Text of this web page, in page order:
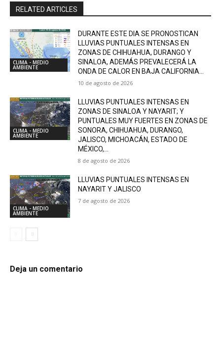
RELATED ARTICLES
CLIMA - MEDIO
AMBIENTE
DURANTE ESTE DIA SE PRONOSTICAN
LLUVIAS PUNTUALES INTENSAS EN
ZONAS DE CHIHUAHUA, DURANGO Y
SINALOA, ADEMÁS PREVALECERÁ LA
ONDA DE CALOR EN BAJA CALIFORNIA...
10 de agosto de 2026
CLIMA - MEDIO
AMBIENTE
LLUVIAS PUNTUALES INTENSAS EN
ZONAS DE SINALOA Y NAYARIT; Y
PUNTUALES MUY FUERTES EN ZONAS DE
SONORA, CHIHUAHUA, DURANGO,
JALISCO, MICHOACÁN, ESTADO DE
MÉXICO,...
8 de agosto de 2026
CLIMA - MEDIO
AMBIENTE
LLUVIAS PUNTUALES INTENSAS EN
NAYARIT Y JALISCO
7 de agosto de 2026
Deja un comentario